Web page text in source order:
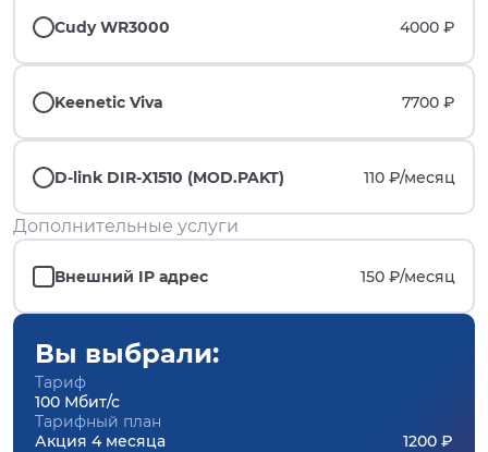
Cudy WR3000 4000 ₽
Keenetic Viva 7700 ₽
D-link DIR-X1510 (MOD.PAKT) 110 ₽/месяц
Дополнительные услуги
Внешний IP адрес 150 ₽/месяц
Вы выбрали:
Тариф
100 Мбит/с
Тарифный план
Акция 4 месяца
1200 ₽